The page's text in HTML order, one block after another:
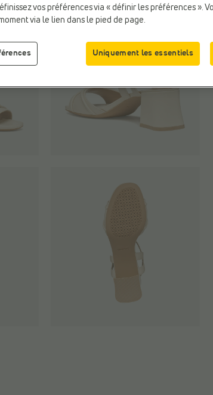
vos préférences via « définir les préférences ».
via le lien dans le pied de page.
Uniquement les essentiels